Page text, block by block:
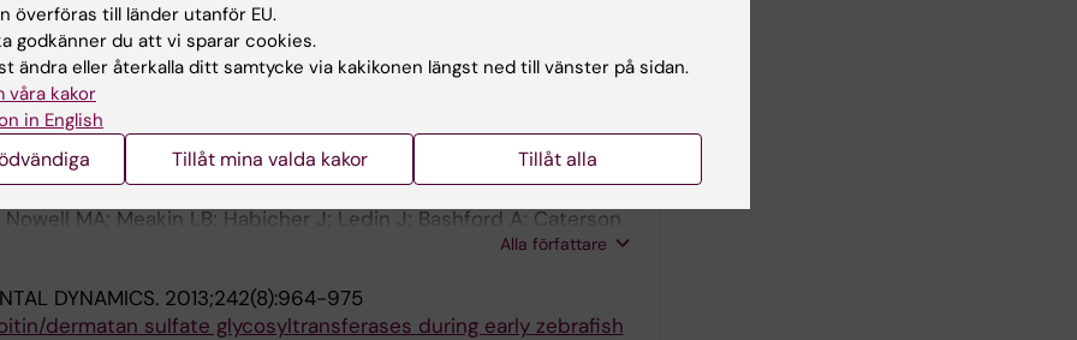
in Zebrafish: Role of Ndst1b in Pharyngeal Arch Formation
P; Haitina T; Habicher J; Ledin J; Kjellen L
Zebrafish Is Accompanied by Degenerative Changes to Their
Osteoarthritis
Nowell MA; Meakin LB; Habicher J; Ledin J; Bashford A; Caterson
Alla författare
DYNAMICS. 2013;242(8):964-975
dermatan sulfate glycosyltransferases during early zebrafish
överföras till länder utanför EU.
godkänner du att vi sparar cookies.
ändra eller återkalla ditt samtycke via kakikonen längst ned till vänster på sidan.
våra kakor
in English
Tillåt mina valda kakor Tillåt alla